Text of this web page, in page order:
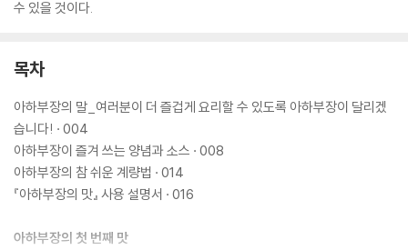
수 있을 것이다.
목차
아하부장의 말_여러분이 더 즐겁게 요리할 수 있도록 아하부장이 달리겠
습니다! · 004
아하부장이 즐겨 쓰는 양념과 소스 · 008
아하부장의 참 쉬운 계량법 · 014
『아하부장의 맛』 사용 설명서 · 016
아하부장의 첫 번째 맛